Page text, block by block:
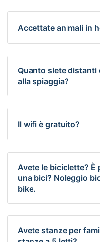
Accettate animali in
Quanto siete distanti
alla spiaggia?
Il wifi è gratuito?
Avete le biciclette? È
una bici? Noleggio
bike.
Avete stanze per